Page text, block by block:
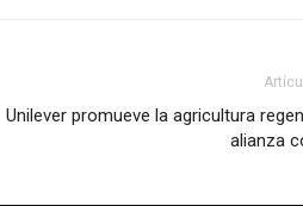
Unilever promueve la agricultura
alianza